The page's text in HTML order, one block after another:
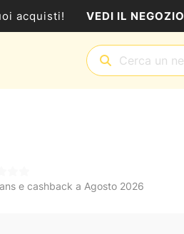
acquisti! VEDI IL NEGOZIO
e cashback a Agosto 2026